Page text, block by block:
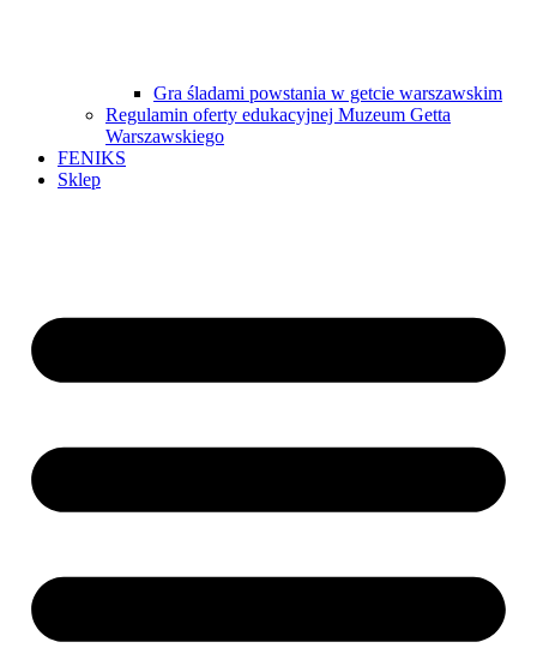
Gra śladami powstania w getcie warszawskim
Regulamin oferty edukacyjnej Muzeum Getta
Warszawskiego
FENIKS
Sklep